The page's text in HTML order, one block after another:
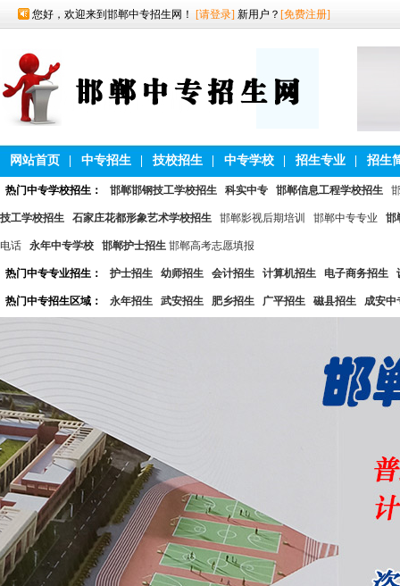
您好，欢迎来到邯郸中专招生网！ [请登录] 新用户？ [免费注册]
网站首页 中专招生 技校招生 中专学校 招生专业 招生
热门中专学校招生： 邯郸邯钢技工学校招生 科实中专 邯郸信息工程学校招生
技工学校招生 石家庄花都形象艺术学校招生 邯郸影视后期培训 邯郸中专专业 邯
电话 永年中专学校 邯郸护士招生 邯郸高考志愿填报
热门中专专业招生： 护士招生 幼师招生 会计招生 计算机招生 电子商务招生
热门中专招生区域： 永年招生 武安招生 肥乡招生 广平招生 磁县招生 成安中